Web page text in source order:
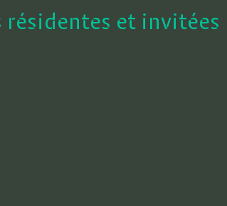
résidentes et invitées